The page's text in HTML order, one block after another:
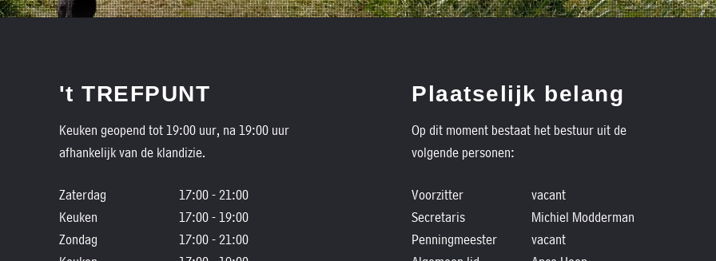
't TREFPUNT
Keuken geopend tot 19:00 uur, na 19:00 uur
afhankelijk van de klandizie.
Zaterdag
17:00 - 21:00
Keuken
17:00 - 19:00
Zondag
17:00 - 21:00
Plaatselijk belang
Op dit moment bestaat het bestuur uit de
volgende personen:
Voorzitter
vacant
Secretaris
Michiel Modderman
Penningmeester
vacant